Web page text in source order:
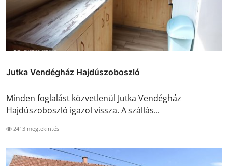
Jutka Vendégház Hajdúszoboszló
Minden foglalást közvetlenül Jutka Vendégház
Hajdúszoboszló igazol vissza. A szállás...
2413 megtekintés